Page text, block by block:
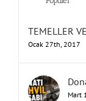
TEMELLER
Ocak 27th, 2017
Mart